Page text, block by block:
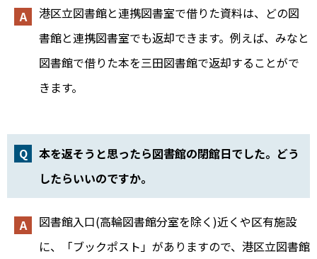
港区立図書館と連携図書室で借りた資料は、どの図
書館と連携図書室でも返却できます。例えば、みなと
図書館で借りた本を三田図書館で返却することがで
きます。
本を返そうと思ったら図書館の閉館日でした。どう
したらいいのですか。
図書館入口(高輪図書館分室を除く)近くや区有施設
に、「ブックポスト」がありますので、港区立図書館